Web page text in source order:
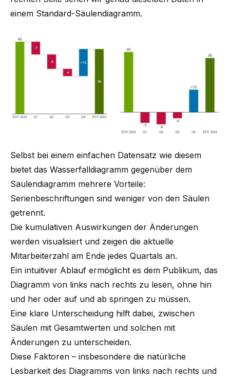
einem Standard-Säulendiagramm.
Selbst bei einem einfachen Datensatz wie diesem
bietet das Wasserfalldiagramm gegenüber dem
Säulendiagramm mehrere Vorteile:
Serienbeschriftungen sind weniger von den Säulen
getrennt.
Die kumulativen Auswirkungen der Änderungen
werden visualisiert und zeigen die aktuelle
Mitarbeiterzahl am Ende jedes Quartals an.
Ein intuitiver Ablauf ermöglicht es dem Publikum, das
Diagramm von links nach rechts zu lesen, ohne hin
und her oder auf und ab springen zu müssen.
Eine klare Unterscheidung hilft dabei, zwischen
Säulen mit Gesamtwerten und solchen mit
Änderungen zu unterscheiden.
Diese Faktoren – insbesondere die natürliche
Lesbarkeit des Diagramms von links nach rechts und